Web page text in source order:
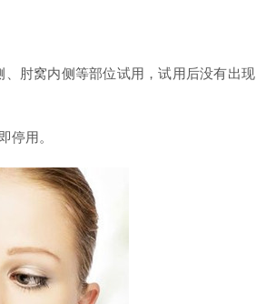
肘窝内侧等部位试用，试用后没有出现
停用。